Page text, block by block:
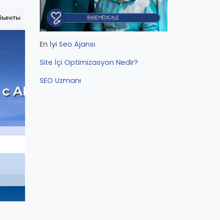
En İyi Seo Ajansı
Site İçi Optimizasyon Nedir?
SEO Uzmanı